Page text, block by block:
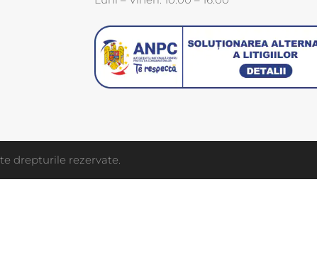
drepturile rezervate.